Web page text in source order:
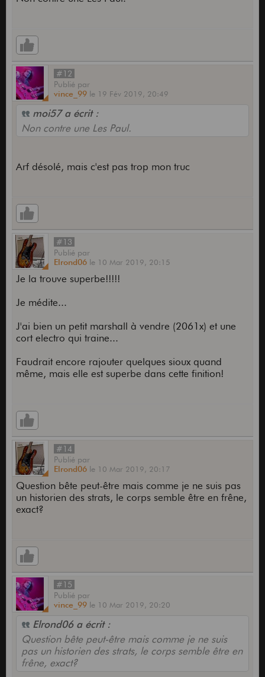
#12
Publié par
vince_99 le 19 Fév 2019, 20:49
moi57 a écrit :
Non contre une Les Paul.
Arf désolé, mais c'est pas trop mon truc
#13
Publié par
Elrond06 le 10 Mar 2019, 20:15
Je la trouve superbe!!!!!
Je médite...
J'ai bien un petit marshall à vendre (2061x) et une
cort electro qui traine...
Faudrait encore rajouter quelques sioux quand
même, mais elle est superbe dans cette finition!
#14
Publié par
Elrond06 le 10 Mar 2019, 20:17
Question bête peut-être mais comme je ne suis pas
un historien des strats, le corps semble être en frêne,
exact?
#15
Publié par
vince_99 le 10 Mar 2019, 20:20
Elrond06 a écrit :
Question bête peut-être mais comme je ne suis
pas un historien des strats, le corps semble être en
frêne, exact?